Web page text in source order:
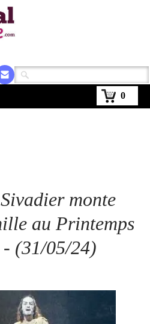
0
monte
au Printemps
- (31/05/24)